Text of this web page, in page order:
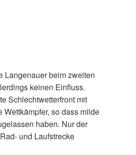
Langenauer beim zweiten
keinen Einfluss.
Schlechtwetterfront mit
so dass milde
haben. Nur der
und Laufstrecke